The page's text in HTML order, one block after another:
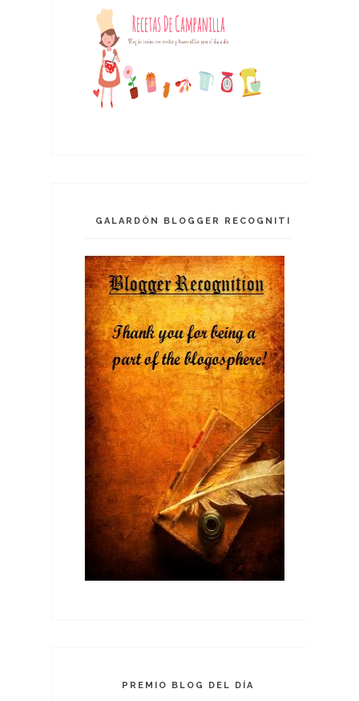
GALARDÓN BLOGGER RECOGNITION
PREMIO BLOG DEL DÍA